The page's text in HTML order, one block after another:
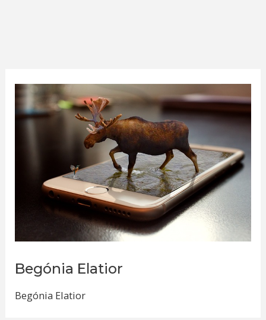
Begónia Elatior
Begónia Elatior